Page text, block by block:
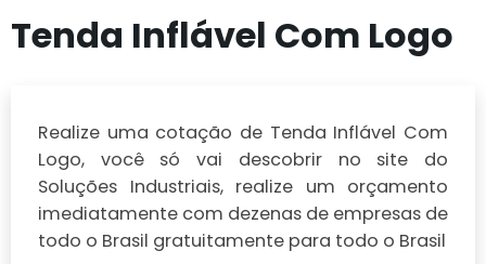
Tenda Inflável Com Logo
Realize uma cotação de Tenda Inflável Com
Logo, você só vai descobrir no site do
Soluções Industriais, realize um orçamento
imediatamente com dezenas de empresas de
todo o Brasil gratuitamente para todo o Brasil